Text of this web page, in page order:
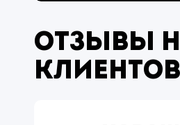
Отзывы
клиентов